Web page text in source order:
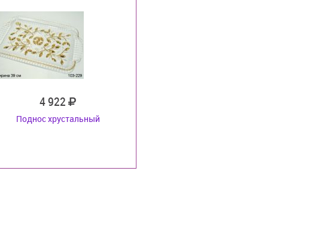
4 922
Поднос хрустальный